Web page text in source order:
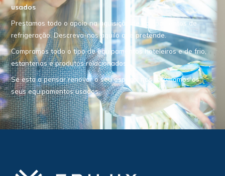
usados
Prestamos todo o apoio na aquisição de equipamentos de
refrigeração. Descreva-nos aquilo que pretende.
Compramos todo o tipo de equipamentos hoteleiros e de frio,
estanterias e produtos relacionados.
Se esta a pensar renovar o seu espaço, nós retomamos os
seus equipamentos usados.